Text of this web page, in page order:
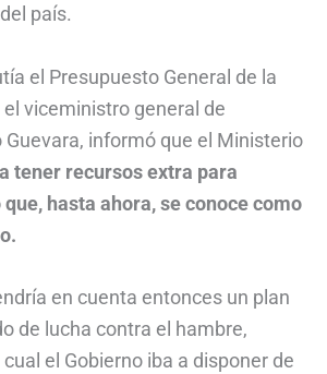
país.
el Presupuesto General de la
viceministro general de
Guevara, informó que el Ministerio
tener recursos extra para
hasta ahora, se conoce como
en cuenta entonces un plan
de lucha contra el hambre,
el Gobierno iba a disponer de